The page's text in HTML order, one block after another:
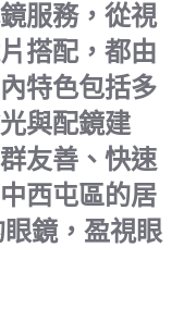
服務，從視
搭配，都由
特色包括多
與配鏡建
友善、快速
西屯區的居
鏡，盈視眼